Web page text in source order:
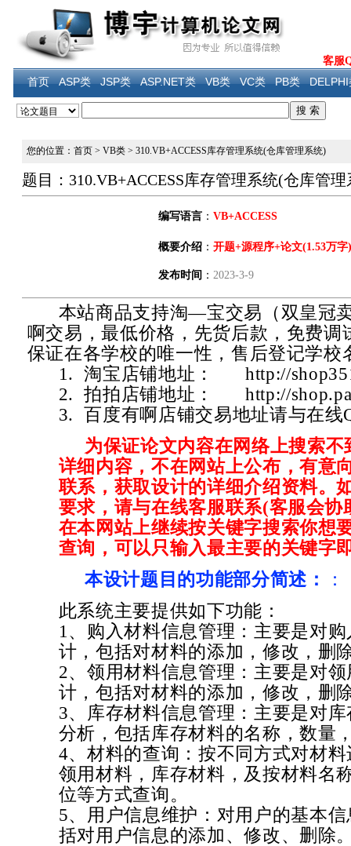
客服
首页 ASP类 JSP类 ASP.NET类 VB类 VC类 PB类 DELPHI
您的位置：首页> VB类> 310.VB+ACCESS库存管理系统(仓库管理系统)
题目：310.VB+ACCESS库存管理系统(仓库管理
编写语言： VB+ACCESS
概要介绍： 开题+源程序+论文(1.53万字
发布时间 ： 2023-3-9
本站商品支持淘—宝交易（双皇冠
啊交易，最低价格，先货后款，免费调
保证在各学校的唯一性，售后登记学校
1. 淘宝店铺地址： http://
2. 拍拍店铺地址： http://
3. 百度有啊店铺交易地址请与在线
为保证论文内容在网络上搜索
详细内容，不在网站上公布，有意
联系，获取设计的详细介绍资料。
要求，请与在线客服联系(客服会
在本网站上继续按关键字搜索你想
查询，可以只输入最主要的关键字
本设计题目的功能部分简述：
：
此系统主要提供如下功能：
1、购入材料信息管理：主要是对
计，包括对材料的添加，修改，删
2、领用材料信息管理：主要是对
计，包括对材料的添加，修改，删
3、库存材料信息管理：主要是对
分析，包括库存材料的名称，数量
4、材料的查询：按不同方式对材
领用材料，库存材料，及按材料名
位等方式查询。
5、用户信息维护：对用户的基本
括对用户信息的添加、修改、删除